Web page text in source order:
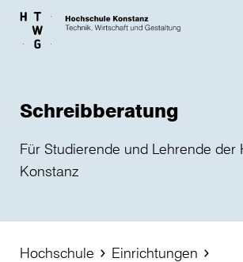
Skip to main content
Schreibberatung
Für Studierende und Lehrende der
Konstanz
Hochschule
Einrichtungen